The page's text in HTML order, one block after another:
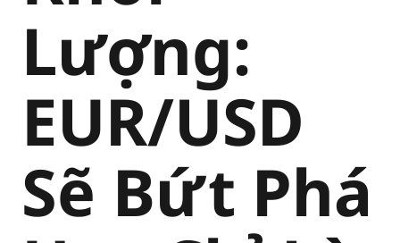
Lượng:
EUR/USD
Sẽ Bứt Phá